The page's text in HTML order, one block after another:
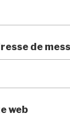
de
web